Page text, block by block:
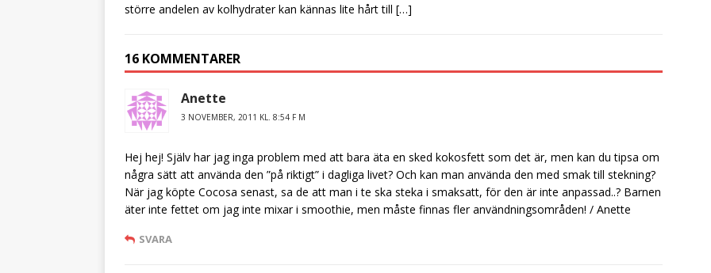
större andelen av kolhydrater kan kännas lite hårt till […]
16 KOMMENTARER
Anette
3 NOVEMBER, 2011 KL. 8:54 F M
Hej hej! Själv har jag inga problem med att bara äta en sked kokosfett som det är, men kan du tipsa om
några sätt att använda den ”på riktigt” i dagliga livet? Och kan man använda den med smak till stekning?
När jag köpte Cocosa senast, sa de att man i te ska steka i smaksatt, för den är inte anpassad..? Barnen
äter inte fettet om jag inte mixar i smoothie, men måste finnas fler användningsområden! / Anette
SVARA